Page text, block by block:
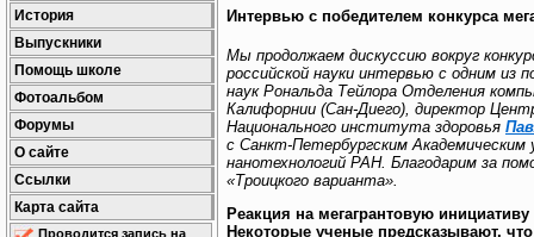
История
Выпускники
Помощь школе
Фотоальбом
Форумы
О сайте
Ссылки
Карта сайта
Проводится запись на
Интервью с победителем конкурса
Мы продолжаем дискуссию вокруг
российской науки интервью с одним из
наук Рональда Тейлора Отделения
Калифорнии (Сан-Диего), директор
Национального института здоровья
с Санкт-Петербургским
нанотехнологий РАН. Благодарим за
«Троицкого варианта».
Реакция на мегагрантовую
Некоторые ученые предсказывают,